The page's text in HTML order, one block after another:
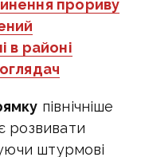
прориву
в районі
північніше
розвивати
штурмові